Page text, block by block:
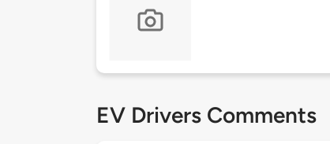
EV Drivers Comments